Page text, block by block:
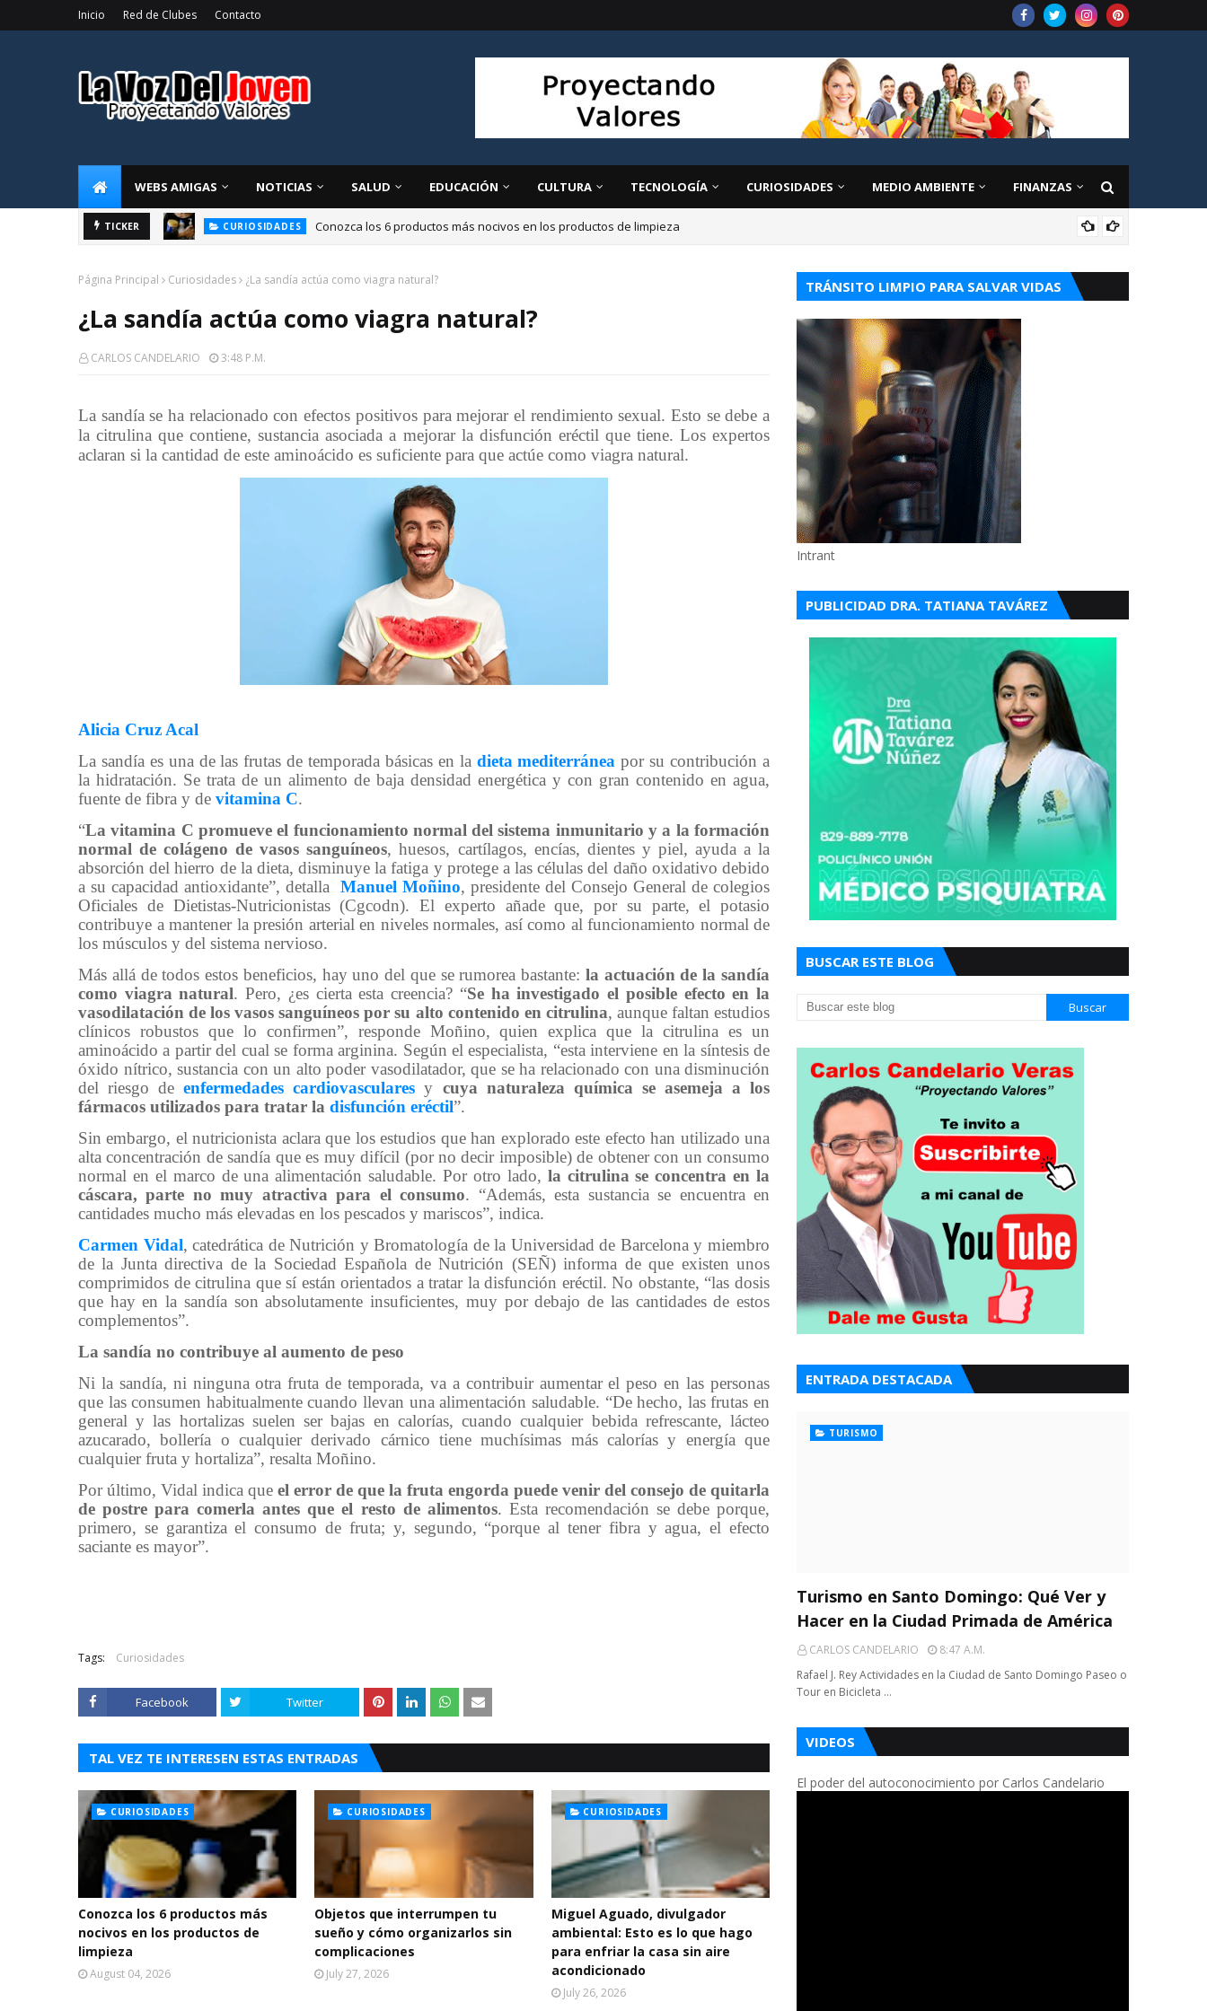
Inicio Red de Clubes Contacto
WEBS AMIGAS NOTICIAS SALUD EDUCACIÓN CULTURA TECNOLOGÍA CURIOSIDADES MEDIO AMBIENTE FINANZAS
TICKER CURIOSIDADES Conozca los 6 productos más nocivos en los productos de limpieza
Página Principal Curiosidades ¿La sandía actúa como viagra natural?
¿La sandía actúa como viagra natural?
CARLOS CANDELARIO 3:48 P.m.
La sandía se ha relacionado con efectos positivos para mejorar el rendimiento sexual. Esto se debe a
la citrulina que contiene, sustancia asociada a mejorar la disfunción eréctil que tiene. Los expertos
aclaran si la cantidad de este aminoácido es suficiente para que actúe como viagra natural.
Alicia Cruz Acal
La sandía es una de las frutas de temporada básicas en la dieta mediterránea por su contribución a
la hidratación. Se trata de un alimento de baja densidad energética y con gran contenido en agua,
fuente de fibra y de vitamina C.
“La vitamina C promueve el funcionamiento normal del sistema inmunitario y a la formación
normal de colágeno de vasos sanguíneos, huesos, cartílagos, encías, dientes y piel, ayuda a la
absorción del hierro de la dieta, disminuye la fatiga y protege a las células del daño oxidativo debido
a su capacidad antioxidante”, detalla Manuel Moñino, presidente del Consejo General de colegios
Oficiales de Dietistas-Nutricionistas (Cgcodn). El experto añade que, por su parte, el potasio
contribuye a mantener la presión arterial en niveles normales, así como al funcionamiento normal de
los músculos y del sistema nervioso.
Más allá de todos estos beneficios, hay uno del que se rumorea bastante: la actuación de la sandía
como viagra natural. Pero, ¿es cierta esta creencia? “Se ha investigado el posible efecto en la
vasodilatación de los vasos sanguíneos por su alto contenido en citrulina, aunque faltan estudios
clínicos robustos que lo confirmen”, responde Moñino, quien explica que la citrulina es un
aminoácido a partir del cual se forma arginina. Según el especialista, “esta interviene en la síntesis de
óxido nítrico, sustancia con un alto poder vasodilatador, que se ha relacionado con una disminución
del riesgo deenfermedades cardiovasculares y cuya naturaleza química se asemeja a los
fármacos utilizados para tratar la disfunción eréctil”.
Sin embargo, el nutricionista aclara que los estudios que han explorado este efecto han utilizado una
alta concentración de sandía que es muy difícil (por no decir imposible) de obtener con un consumo
normal en el marco de una alimentación saludable. Por otro lado, la citrulina se concentra en la
cáscara, parte no muy atractiva para el consumo. “Además, esta sustancia se encuentra en
cantidades mucho más elevadas en los pescados y mariscos”, indica.
Carmen Vidal, catedrática de Nutrición y Bromatología de la Universidad de Barcelona y miembro
de la Junta directiva de la Sociedad Española de Nutrición (SEÑ) informa de que existen unos
comprimidos de citrulina que sí están orientados a tratar la disfunción eréctil. No obstante, “las dosis
que hay en la sandía son absolutamente insuficientes, muy por debajo de las cantidades de estos
complementos”.
La sandía no contribuye al aumento de peso
Ni la sandía, ni ninguna otra fruta de temporada, va a contribuir aumentar el peso en las personas
que las consumen habitualmente cuando llevan una alimentación saludable. “De hecho, las frutas en
general y las hortalizas suelen ser bajas en calorías, cuando cualquier bebida refrescante, lácteo
azucarado, bollería o cualquier derivado cárnico tiene muchísimas más calorías y energía que
cualquier fruta y hortaliza”, resalta Moñino.
Por último, Vidal indica que el error de que la fruta engorda puede venir del consejo de quitarla
de postre para comerla antes que el resto de alimentos. Esta recomendación se debe porque,
primero, se garantiza el consumo de fruta; y, segundo, “porque al tener fibra y agua, el efecto
saciante es mayor”.
Tags: Curiosidades
Facebook Twitter
TAL VEZ TE INTERESEN ESTAS ENTRADAS
CURIOSIDADES
Conozca los 6 productos más
nocivos en los productos de
limpieza
August 04, 2026
CURIOSIDADES
Objetos que interrumpen tu
sueño y cómo organizarlos sin
complicaciones
July 27, 2026
CURIOSIDADES
Miguel Aguado, divulgador
ambiental: Esto es lo que hago
para enfriar la casa sin aire
acondicionado
July 26, 2026
TRÁNSITO LIMPIO PARA SALVAR VIDAS
Intrant
PUBLICIDAD DRA. TATIANA TAVÁREZ
BUSCAR ESTE BLOG
ENTRADA DESTACADA
TURISMO
Turismo en Santo Domingo: Qué Ver y
Hacer en la Ciudad Primada de América
CARLOS CANDELARIO
8:47 A.m.
Rafael J. Rey Actividades en la Ciudad de Santo Domingo Paseo o
Tour en Bicicleta …
VIDEOS
El poder del autoconocimiento por Carlos Candelario